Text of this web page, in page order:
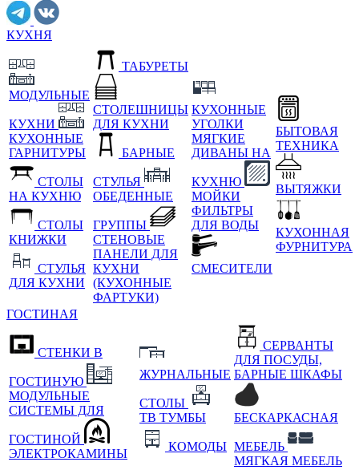
КУХНЯ
МОДУЛЬНЫЕ
КУХНИ
КУХОННЫЕ
ГАРНИТУРЫ
СТОЛЫ
НА КУХНЮ
СТОЛЫ
КНИЖКИ
СТУЛЬЯ
ДЛЯ КУХНИ
ТАБУРЕТЫ
СТОЛЕШНИЦЫ
ДЛЯ КУХНИ
БАРНЫЕ
СТУЛЬЯ
ОБЕДЕННЫЕ
ГРУППЫ
СТЕНОВЫЕ
ПАНЕЛИ ДЛЯ
КУХНИ
(КУХОННЫЕ
ФАРТУКИ)
КУХОННЫЕ
УГОЛКИ
МЯГКИЕ
ДИВАНЫ НА
КУХНЮ
МОЙКИ
ФИЛЬТРЫ
ДЛЯ ВОДЫ
СМЕСИТЕЛИ
БЫТОВАЯ
ТЕХНИКА
ВЫТЯЖКИ
КУХОННАЯ
ФУРНИТУРА
ГОСТИНАЯ
СТЕНКИ В
ГОСТИНУЮ
МОДУЛЬНЫЕ
СИСТЕМЫ ДЛЯ
ГОСТИНОЙ
ЭЛЕКТРОКАМИНЫ
ЖУРНАЛЬНЫЕ
СТОЛЫ
ТВ ТУМБЫ
КОМОДЫ
СЕРВАНТЫ
ДЛЯ ПОСУДЫ,
БАРНЫЕ ШКАФЫ
БЕСКАРКАСНАЯ
МЕБЕЛЬ
МЯГКАЯ МЕБЕЛЬ